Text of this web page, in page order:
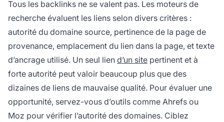
Tous les backlinks ne se valent pas. Les moteurs de
recherche évaluent les liens selon divers critères :
autorité du domaine source, pertinence de la page de
provenance, emplacement du lien dans la page, et texte
d’ancrage utilisé. Un seul lien d’un site pertinent et à
forte autorité peut valoir beaucoup plus que des
dizaines de liens de mauvaise qualité. Pour évaluer une
opportunité, servez-vous d’outils comme Ahrefs ou
Moz pour vérifier l’autorité des domaines. Ciblez